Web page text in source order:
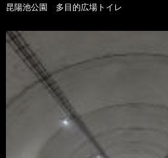
昆陽池公園 多目的広場トイレ